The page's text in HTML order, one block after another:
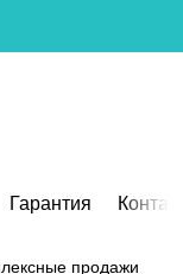
Гарантия
продажи